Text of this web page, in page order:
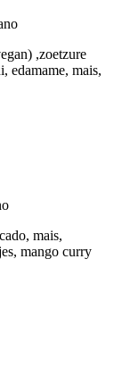
,zoetzure
edamame, mais,
mais,
mango curry